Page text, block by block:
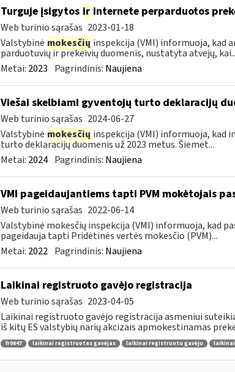
Turguje įsigytos irinternete perparduotos
Web turinio sąrašas 2023-01-18
Valstybinė mokesčių inspekcija (VMI) informuoja, kad
parduotuvių ir prekeivių duomenis, nustatyta atvejų,
Metai: 2023 Pagrindinis: Naujiena
Viešai skelbiami gyventojų turto deklaracijų
Web turinio sąrašas 2024-06-27
Valstybinė mokesčių inspekcija (VMI) informuoja, kad
turto deklaracijų duomenis už 2023 metus. Šiemet...
Metai: 2024 Pagrindinis: Naujiena
VMI pageidaujantiems tapti PVM mokėtojais
Web turinio sąrašas 2022-06-14
Valstybinė mokesčių inspekcija (VMI) informuoja, kad
pageidauja tapti Pridėtinės vertės mokesčio (PVM)...
Metai: 2022 Pagrindinis: Naujiena
Laikinai registruoto gavėjo registracija
Web turinio sąrašas 2023-04-05
Laikinai registruoto gavėjo registracija asmeniui
iš kitų ES valstybių narių akcizais apmokestinamas
fr0647 laikinai registruotas gavėjas laikinai registruotu gavėju